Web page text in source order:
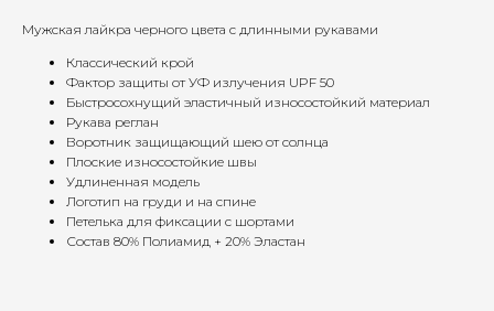
Мужская лайкра черного цвета с длинными рукавами
Классический крой
Фактор защиты от УФ излучения UPF 50
Быстросохнущий эластичный износостойкий материал
Рукава реглан
Воротник защищающий шею от солнца
Плоские износостойкие швы
Удлиненная модель
Логотип на груди и на спине
Петелька для фиксации с шортами
Состав 80% Полиамид + 20% Эластан